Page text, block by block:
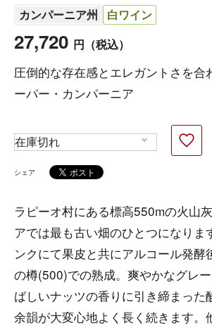
カンパーニア州 白ワイン
27,720 円 （税込）
圧倒的な存在感とエレガントさを合
ーパー・カンパーニア
シェア
ラピーオ村にある標高550mの火山
アでは最も古い畑のひとつになりま
ンクにて果皮と共にアルコール発酵
の樽(500)での熟成。爽やかなグレ
ばしいナッツの香りに引き締まった
余韻が大変心地よく長く続きます。